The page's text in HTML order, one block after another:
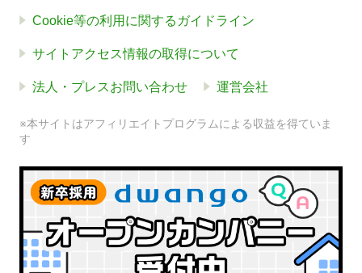
Cookie等の利用に関するガイドライン
サイトアクセス情報の取得について
法人・プレスお問い合わせ 運営会社
※本サイトはアフィリエイトプログラムによる収益を得ていま
す